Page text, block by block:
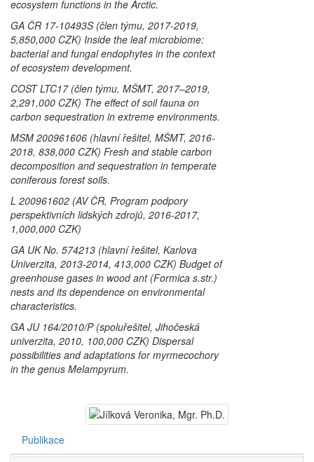
ecosystem functions in the Arctic.
GA ČR 17-10493S (člen týmu, 2017-2019,
5,850,000 CZK) Inside the leaf microbiome:
bacterial and fungal endophytes in the context
of ecosystem development.
COST LTC17 (člen týmu, MŠMT, 2017–2019,
2,291,000 CZK) The effect of soil fauna on
carbon sequestration in extreme environments.
MSM 200961606 (hlavní řešitel, MŠMT, 2016-
2018, 838,000 CZK) Fresh and stable carbon
decomposition and sequestration in temperate
coniferous forest soils.
L 200961602 (AV ČR, Program podpory
perspektivních lidských zdrojů, 2016-2017,
1,000,000 CZK)
GA UK No. 574213 (hlavní řešitel, Karlova
Univerzita, 2013-2014, 413,000 CZK) Budget of
greenhouse gases in wood ant (Formica s.str.)
nests and its dependence on environmental
characteristics.
GA JU 164/2010/P (spoluřešitel, Jihočeská
univerzita, 2010, 100,000 CZK) Dispersal
possibilities and adaptations for myrmecochory
in the genus Melampyrum.
Publikace